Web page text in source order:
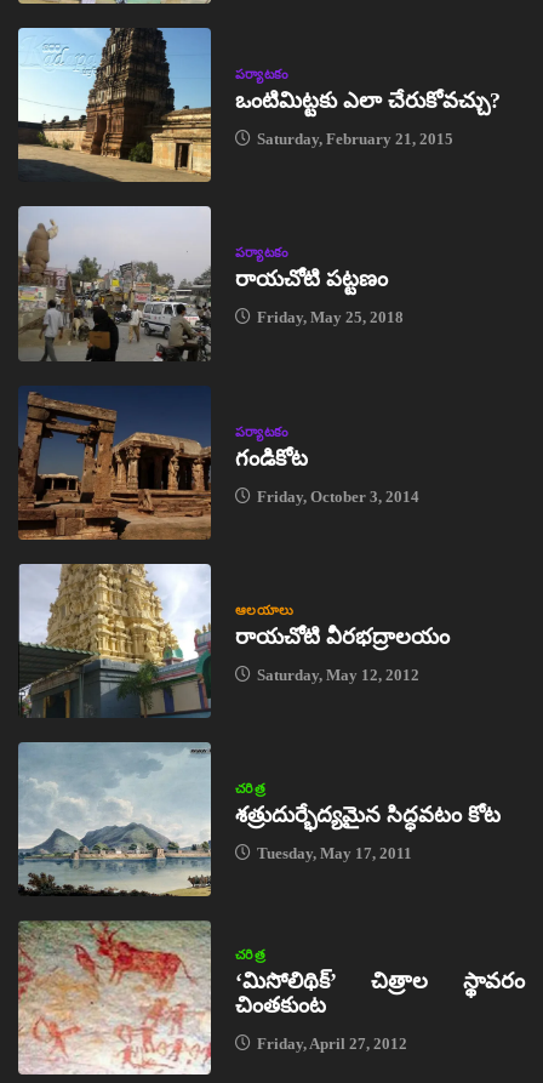
పర్యాటకం
ఒంటిమిట్టకు ఎలా చేరుకోవచ్చు?
Saturday, February 21, 2015
పర్యాటకం
రాయచోటి పట్టణం
Friday, May 25, 2018
పర్యాటకం
గండికోట
Friday, October 3, 2014
ఆలయాలు
రాయచోటి వీరభద్రాలయం
Saturday, May 12, 2012
చరిత్ర
శత్రుదుర్భేద్యమైన సిద్ధవటం కోట
Tuesday, May 17, 2011
చరిత్ర
‘మిసోలిథిక్‌’ చిత్రాల స్థావరం
చింతకుంట
Friday, April 27, 2012